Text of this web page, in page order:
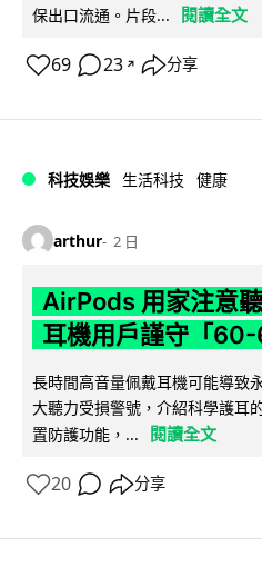
保出口流通。片段...
閱讀全文
69 23 ↗ 分享
科技娛樂 生活科技 健康
arthur 2 日
AirPods 用家注意
耳機用戶謹守「
長時間高音量佩戴耳機可能導致
大聽力受損警號，介紹科學護耳
置防護功能，...
閱讀全文
20 分享